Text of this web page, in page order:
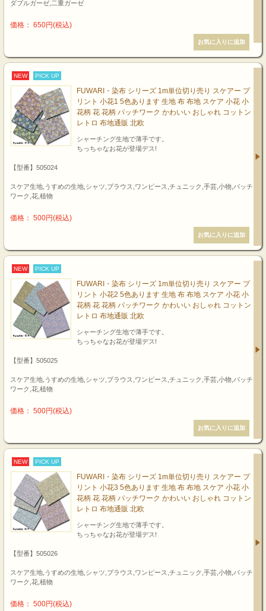
ダブルガーゼ,二重ガーゼ
価格： 650円(税込)
NEW PICK UP
FUWARI・染布 シリーズ 1m単位切り売り スケアー プ
リント 小花1 5色あります 生地 布 布地 スケア 小花 小
花柄 花 花柄 パッチワーク かわいい おしゃれ コットン
レトロ 布地通販 北欧
シャーチング生地で薄手です。
ちっちゃなお花が登場デス!
【型番】505024
スケア生地,うすめの生地,シャツ,ブラウス,ワンピース,チュニック,手芸,小物,パッチ
ワーク,花,植物
価格： 500円(税込)
NEW PICK UP
FUWARI・染布 シリーズ 1m単位切り売り スケアー プ
リント 小花2 5色あります 生地 布 布地 スケア 小花 小
花柄 花 花柄 パッチワーク かわいい おしゃれ コットン
レトロ 布地通販 北欧
シャーチング生地で薄手です。
ちっちゃなお花が登場デス!
【型番】505025
スケア生地,うすめの生地,シャツ,ブラウス,ワンピース,チュニック,手芸,小物,パッチ
ワーク,花,植物
価格： 500円(税込)
NEW PICK UP
FUWARI・染布 シリーズ 1m単位切り売り スケアー プ
リント 小花3 5色あります 生地 布 布地 スケア 小花 小
花柄 花 花柄 パッチワーク かわいい おしゃれ コットン
レトロ 布地通販 北欧
シャーチング生地で薄手です。
ちっちゃなお花が登場デス!
【型番】505026
スケア生地,うすめの生地,シャツ,ブラウス,ワンピース,チュニック,手芸,小物,パッチ
ワーク,花,植物
価格： 500円(税込)